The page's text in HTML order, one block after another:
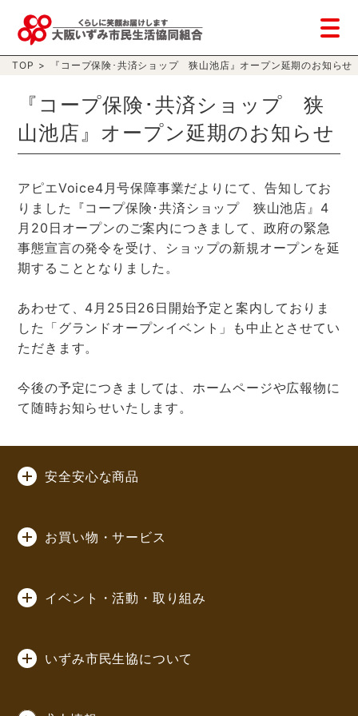
TOP > 『コープ保険･共済ショップ 狭山池店』オープン延期のお知らせ
『コープ保険･共済ショップ 狭
山池店』オープン延期のお知らせ
アピエVoice4月号保障事業だよりにて、告知してお
りました『コープ保険･共済ショップ 狭山池店』4
月20日オープンのご案内につきまして、政府の緊急
事態宣言の発令を受け、ショップの新規オープンを延
期することとなりました。
あわせて、4月25日26日開始予定と案内しておりま
した「グランドオープンイベント」も中止とさせてい
ただきます。
今後の予定につきましては、ホームページや広報物に
て随時お知らせいたします。
安全安心な商品
お買い物・サービス
イベント・活動・取り組み
いずみ市民生協について